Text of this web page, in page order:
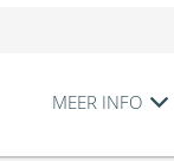
MEER INFO